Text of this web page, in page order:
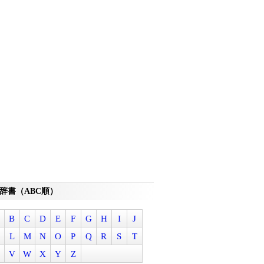
書（ABC順）
B C D E F G H I
J
L M N O P Q R S
T
V W X Y Z